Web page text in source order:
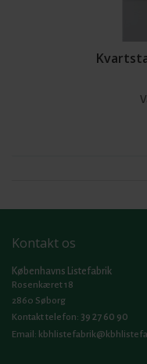
Kontakt os
Københavns Listefabrik
Rosenkæret 18
2860 Søborg
Kontakt telefon: 39 27 60 90
Email: